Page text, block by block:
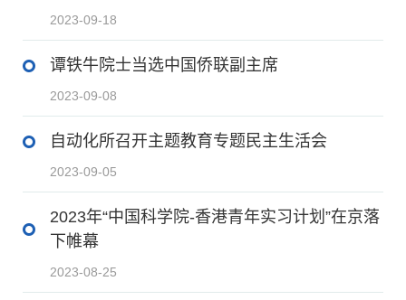
2023-09-18
谭铁牛院士当选中国侨联副主席
2023-09-08
自动化所召开主题教育专题民主生活会
2023-09-05
2023年“中国科学院-香港青年实习计划”在京落
下帷幕
2023-08-25